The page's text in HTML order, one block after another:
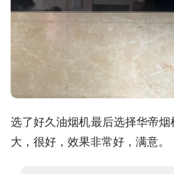
选了好久油烟机最后选择华帝
大，很好，效果非常好，满意。